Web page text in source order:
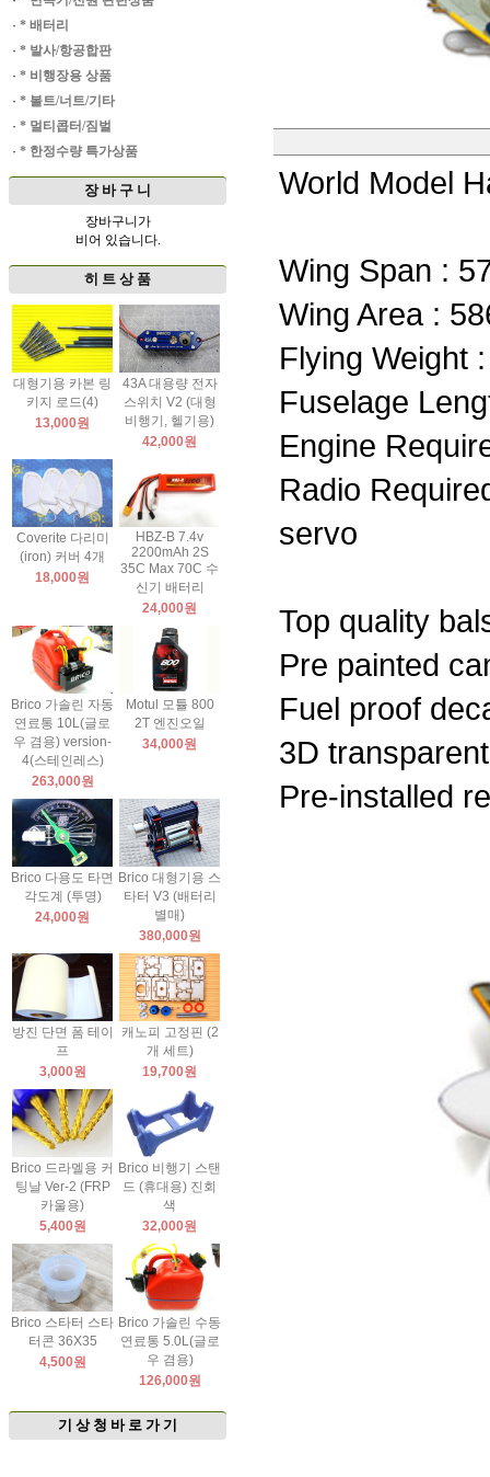
· * 배터리
· * 발사/항공합판
· * 비행장용 상품
· * 볼트/너트/기타
· * 멀티콥터/짐벌
· * 한정수량 특가상품
장 바 구 니
장바구니가
비어 있습니다.
히 트 상 품
대형기용 카본 링
키지 로드(4)
13,000원
43A 대용량 전자
스위치 V2 (대형
비행기, 헬기용)
42,000원
Coverite 다리미
(iron) 커버 4개
18,000원
HBZ-B 7.4v
2200mAh 2S
35C Max 70C 수
신기 배터리
24,000원
Brico 가솔린 자동
연료통 10L(글로
우 겸용) version-
4(스테인레스)
263,000원
Motul 모튤 800
2T 엔진오일
34,000원
Brico 다용도 타면
각도계 (투명)
24,000원
Brico 대형기용 스
타터 V3 (배터리
별매)
380,000원
방진 단면 폼 테이
프
3,000원
캐노피 고정핀 (2
개 세트)
19,700원
Brico 드라멜용 커
팅날 Ver-2 (FRP
카울용)
5,400원
Brico 비행기 스탠
드 (휴대용) 진회
색
32,000원
Brico 스타터 스타
터콘 36X35
4,500원
Brico 가솔린 수동
연료통 5.0L(글로
우 겸용)
126,000원
기 상 청 바 로 가 기
World Model
Wing Span :
Wing Area :
Flying Weight
Fuselage
Engine
Radio
servo
Top quality
Pre painted
Fuel proof
3D
Pre-installed